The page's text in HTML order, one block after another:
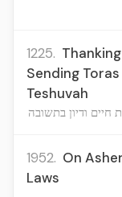
1225.
Sending
Teshuvah
ודיון בתשובה
1952. On
Laws